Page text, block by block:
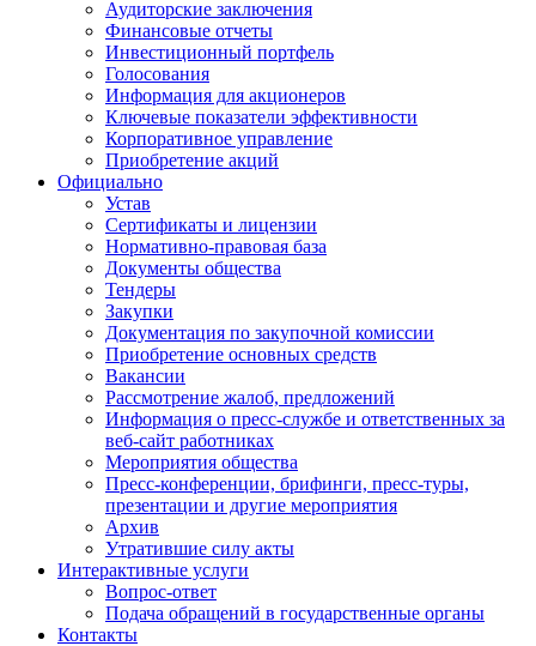
Аудиторские заключения
Финансовые отчеты
Инвестиционный портфель
Голосования
Информация для акционеров
Ключевые показатели эффективности
Корпоративное управление
Приобретение акций
Официально
Устав
Сертификаты и лицензии
Нормативно-правовая база
Документы общества
Тендеры
Закупки
Документация по закупочной комиссии
Приобретение основных средств
Вакансии
Рассмотрение жалоб, предложений
Информация о пресс-службе и ответственных за
веб-сайт работниках
Мероприятия общества
Пресс-конференции, брифинги, пресс-туры,
презентации и другие мероприятия
Архив
Утратившие силу акты
Интерактивные услуги
Вопрос-ответ
Подача обращений в государственные органы
Контакты